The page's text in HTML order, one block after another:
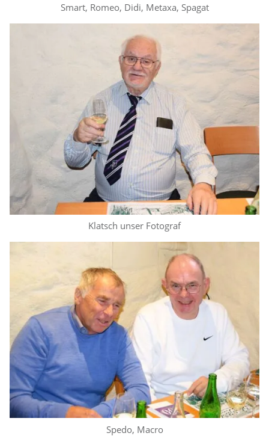
Smart, Romeo, Didi, Metaxa, Spagat
Klatsch unser Fotograf
Spedo, Macro